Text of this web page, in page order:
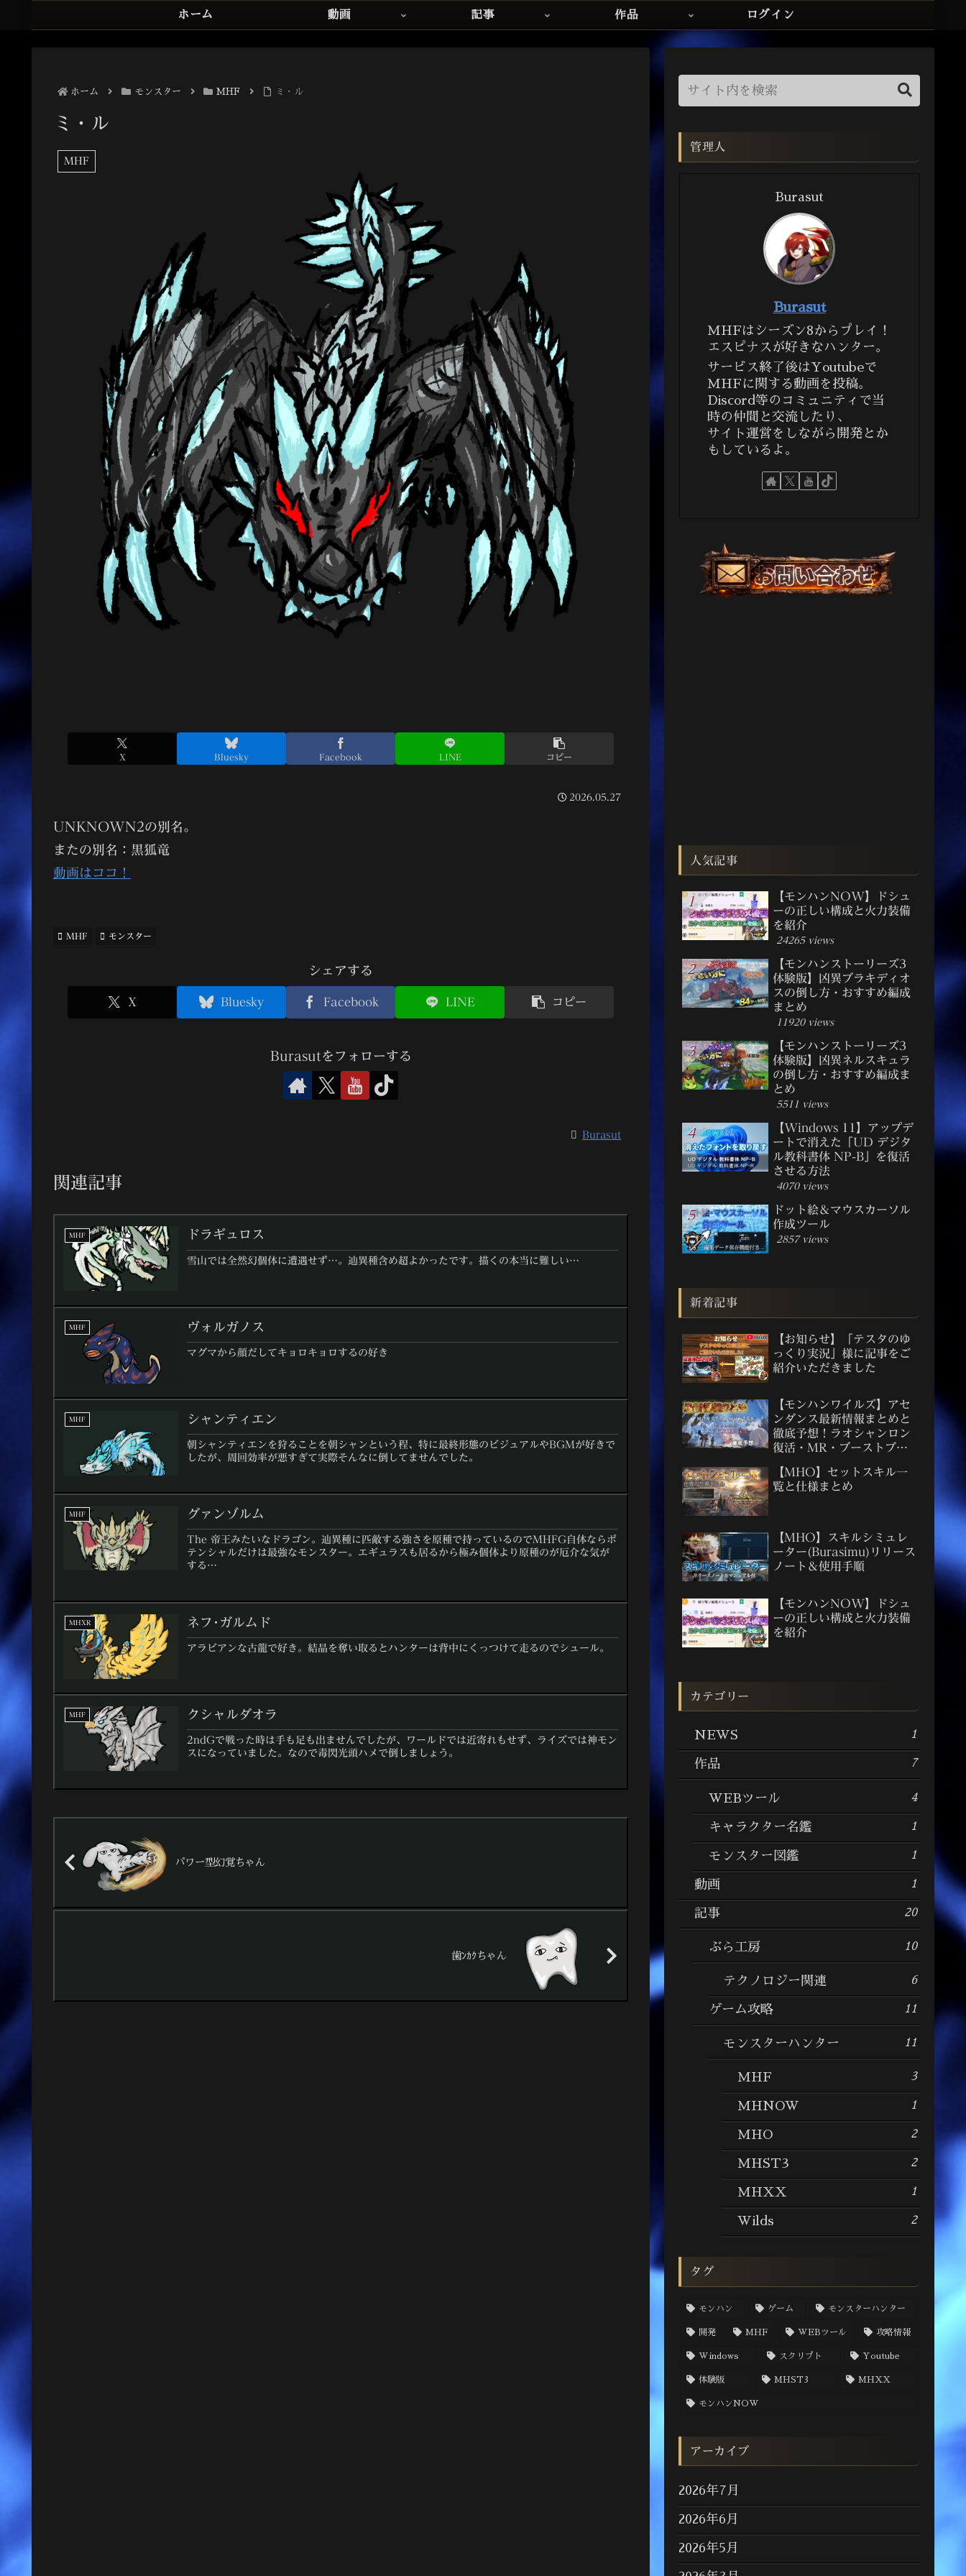
ホーム 動画 記事 作品 ログイン
ホーム モンスター MHF ミ・ル
ミ・ル
MHF
X Bluesky Facebook LINE コピー
2026.05.27
UNKNOWN2の別名。
またの別名：黒狐竜
動画はココ！
MHF モンスター
シェアする
X Bluesky Facebook LINE コピー
Burasutをフォローする
Burasut
関連記事
MHF ドラギュロス
雪山では全然幻個体に遭遇せず…。辿異種含め超よかったです。描くの本当に難しい…
MHF ヴォルガノス
マグマから顔だしてキョロキョロするの好き
MHF シャンティエン
朝シャンティエンを狩ることを朝シャンという程、特に最終形態のビジュアルやBGMが好きで
したが、周回効率が悪すぎて実際そんなに倒してませんでした。
MHF グァンゾルム
The 帝王みたいなドラゴン。辿異種に匹敵する強さを原種で持っているのでMHFG自体ならポ
テンシャルだけは最強なモンスター。エギュラスも居るから極み個体より原種のが厄介な気が
する…
MHXR ネフ･ガルムド
アラビアンな古龍で好き。結晶を奪い取るとハンターは背中にくっつけて走るのでシュール。
MHF クシャルダオラ
2ndGで戦った時は手も足も出ませんでしたが、ワールドでは近寄れもせず、ライズでは神モン
スになっていました。なので毒閃光頭ハメで倒しましょう。
パワー型幻覚ちゃん
歯ﾝｶｸちゃん
管理人
Burasut
Burasut
MHFはシーズン8からプレイ！
エスピナスが好きなハンター。
サービス終了後はYoutubeで
MHFに関する動画を投稿。
Discord等のコミュニティで当
時の仲間と交流したり、
サイト運営をしながら開発とか
もしているよ。
人気記事
【モンハンNOW】ドシュ
ーの正しい構成と火力装備
を紹介
24265 views
【モンハンストーリーズ3
体験版】凶異ブラキディオ
スの倒し方・おすすめ編成
まとめ
11920 views
【モンハンストーリーズ3
体験版】凶異ネルスキュラ
の倒し方・おすすめ編成ま
とめ
5511 views
【Windows 11】アップデ
ートで消えた「UD デジタ
ル教科書体 NP-B」を復活
させる方法
4070 views
ドット絵＆マウスカーソル
作成ツール
2857 views
新着記事
【お知らせ】「テスタのゆ
っくり実況」様に記事をご
紹介いただきました
【モンハンワイルズ】アセ
ンダンス最新情報まとめと
徹底予想！ラオシャンロン
復活・MR・ブーストブレ
【MHO】セットスキル一
覧と仕様まとめ
【MHO】スキルシミュレ
ーター(Burasimu)リリース
ノート＆使用手順
【モンハンNOW】ドシュ
ーの正しい構成と火力装備
を紹介
カテゴリー
NEWS 1
作品 7
WEBツール 4
キャラクター名鑑 1
モンスター図鑑 1
動画 1
記事 20
ぶら工房 10
テクノロジー関連 6
ゲーム攻略 11
モンスターハンター 11
MHF 3
MHNOW 1
MHO 2
MHST3 2
MHXX 1
Wilds 2
タグ
モンハン ゲーム モンスターハンター
開発 MHF WEBツール 攻略情報
Windows スクリプト Youtube
体験版 MHST3 MHXX
モンハンNOW
アーカイブ
2026年7月
2026年6月
2026年5月